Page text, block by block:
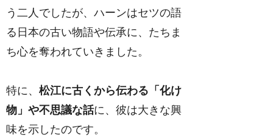
う二人でしたが、ハーンはセツの語
る日本の古い物語や伝承に、たちま
ち心を奪われていきました。
特に、松江に古くから伝わる「化け
物」や不思議な話に、彼は大きな興
味を示したのです。